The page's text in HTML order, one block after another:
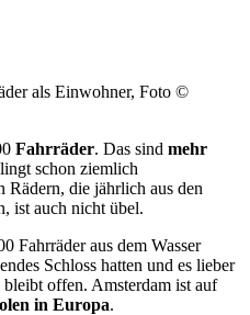
als Einwohner, Foto ©
Fahrräder. Das sind mehr
schon ziemlich
Rädern, die jährlich aus den
ist auch nicht übel.
Fahrräder aus dem Wasser
Schloss hatten und es lieber
offen. Amsterdam ist auf
in Europa.